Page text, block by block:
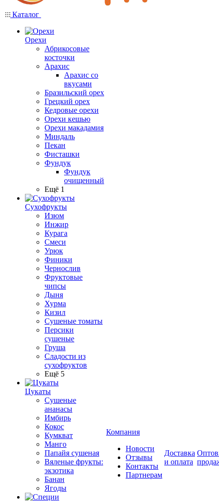
Каталог
Орехи
Абрикосовые
косточки
Арахис
Арахис со
вкусами
Бразильский орех
Грецкий орех
Кедровые орехи
Орехи кешью
Орехи макадамия
Миндаль
Пекан
Фисташки
Фундук
Фундук
очищенный
Ещё 1
Сухофрукты
Изюм
Инжир
Курага
Смеси
Урюк
Финики
Чернослив
Фруктовые
чипсы
Дыня
Хурма
Кизил
Сушеные томаты
Персики
сушеные
Груша
Сладости из
сухофруктов
Ещё 5
Цукаты
Cушеные
ананасы
Имбирь
Кокос
Кумкват
Манго
Папайя сушеная
Вяленые фрукты:
экзотика
Банан
Ягоды
Компания
Новости
Отзывы
Контакты
Партнерам
Доставка
и оплата